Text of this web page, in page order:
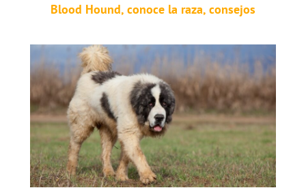
Blood Hound, conoce la raza, consejos